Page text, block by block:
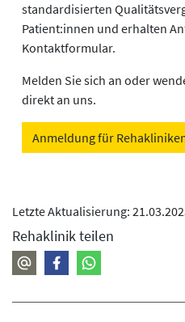
standardisierten
Patient:innen und erhalten
Kontaktformular.
Melden Sie sich an oder
direkt an uns.
Anmeldung für
Letzte Aktualisierung:
Rehaklinik teilen